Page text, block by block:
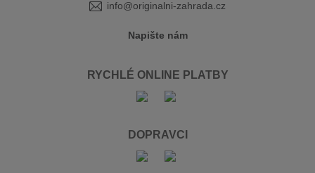
info@originalni-zahrada.cz
Napište nám
RYCHLÉ ONLINE PLATBY
DOPRAVCI